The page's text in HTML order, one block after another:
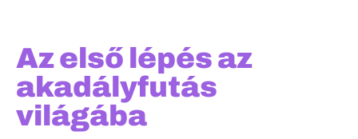
Az első lépés az
akadályfutás
világába